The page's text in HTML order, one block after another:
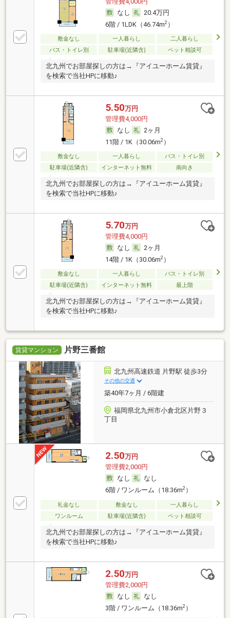
なし
20.4万円
6階 / 1LDK（46.74m2）
敷金なし 一人暮らし
二人暮らし
バス・トイレ別
駐車場(近隣含) ペット相談可
北九州でお部屋探しの方は→『アイユーホーム賃貸』
を検索で当社HPに移動♪
5.50万円
管理費4,000円
なし
2ヶ月
11階 / 1K（30.06m2）
敷金なし 一人暮らし
バス・トイレ別
駐車場(近隣含)
インターネット無料 南向き
北九州でお部屋探しの方は→『アイユーホーム賃貸』
を検索で当社HPに移動♪
5.70万円
管理費4,000円
なし
2ヶ月
14階 / 1K（30.06m2）
敷金なし 一人暮らし
バス・トイレ別
駐車場(近隣含)
インターネット無料 最上階
北九州でお部屋探しの方は→『アイユーホーム賃貸』
を検索で当社HPに移動♪
賃貸マンション 片野三番館
北九州高速鉄道 片野駅 徒歩3分
その他の交通
築40年7ヶ月 / 6階建
福岡県北九州市小倉北区片野３
丁目
2.50万円
管理費2,000円
なし
なし
6階 / ワンルーム（18.36m2）
礼金なし 敷金なし
一人暮らし
ワンルーム
駐車場(近隣含) ペット相談可
北九州でお部屋探しの方は→『アイユーホーム賃貸』
を検索で当社HPに移動♪
2.50万円
管理費2,000円
なし
なし
3階 / ワンルーム（18.36m2）